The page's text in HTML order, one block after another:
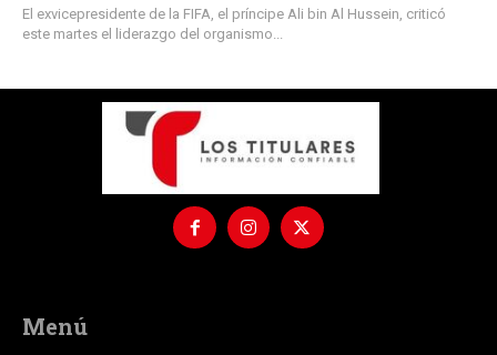
El exvicepresidente de la FIFA, el príncipe Ali bin Al Hussein, criticó
este martes el liderazgo del organismo...
Menú